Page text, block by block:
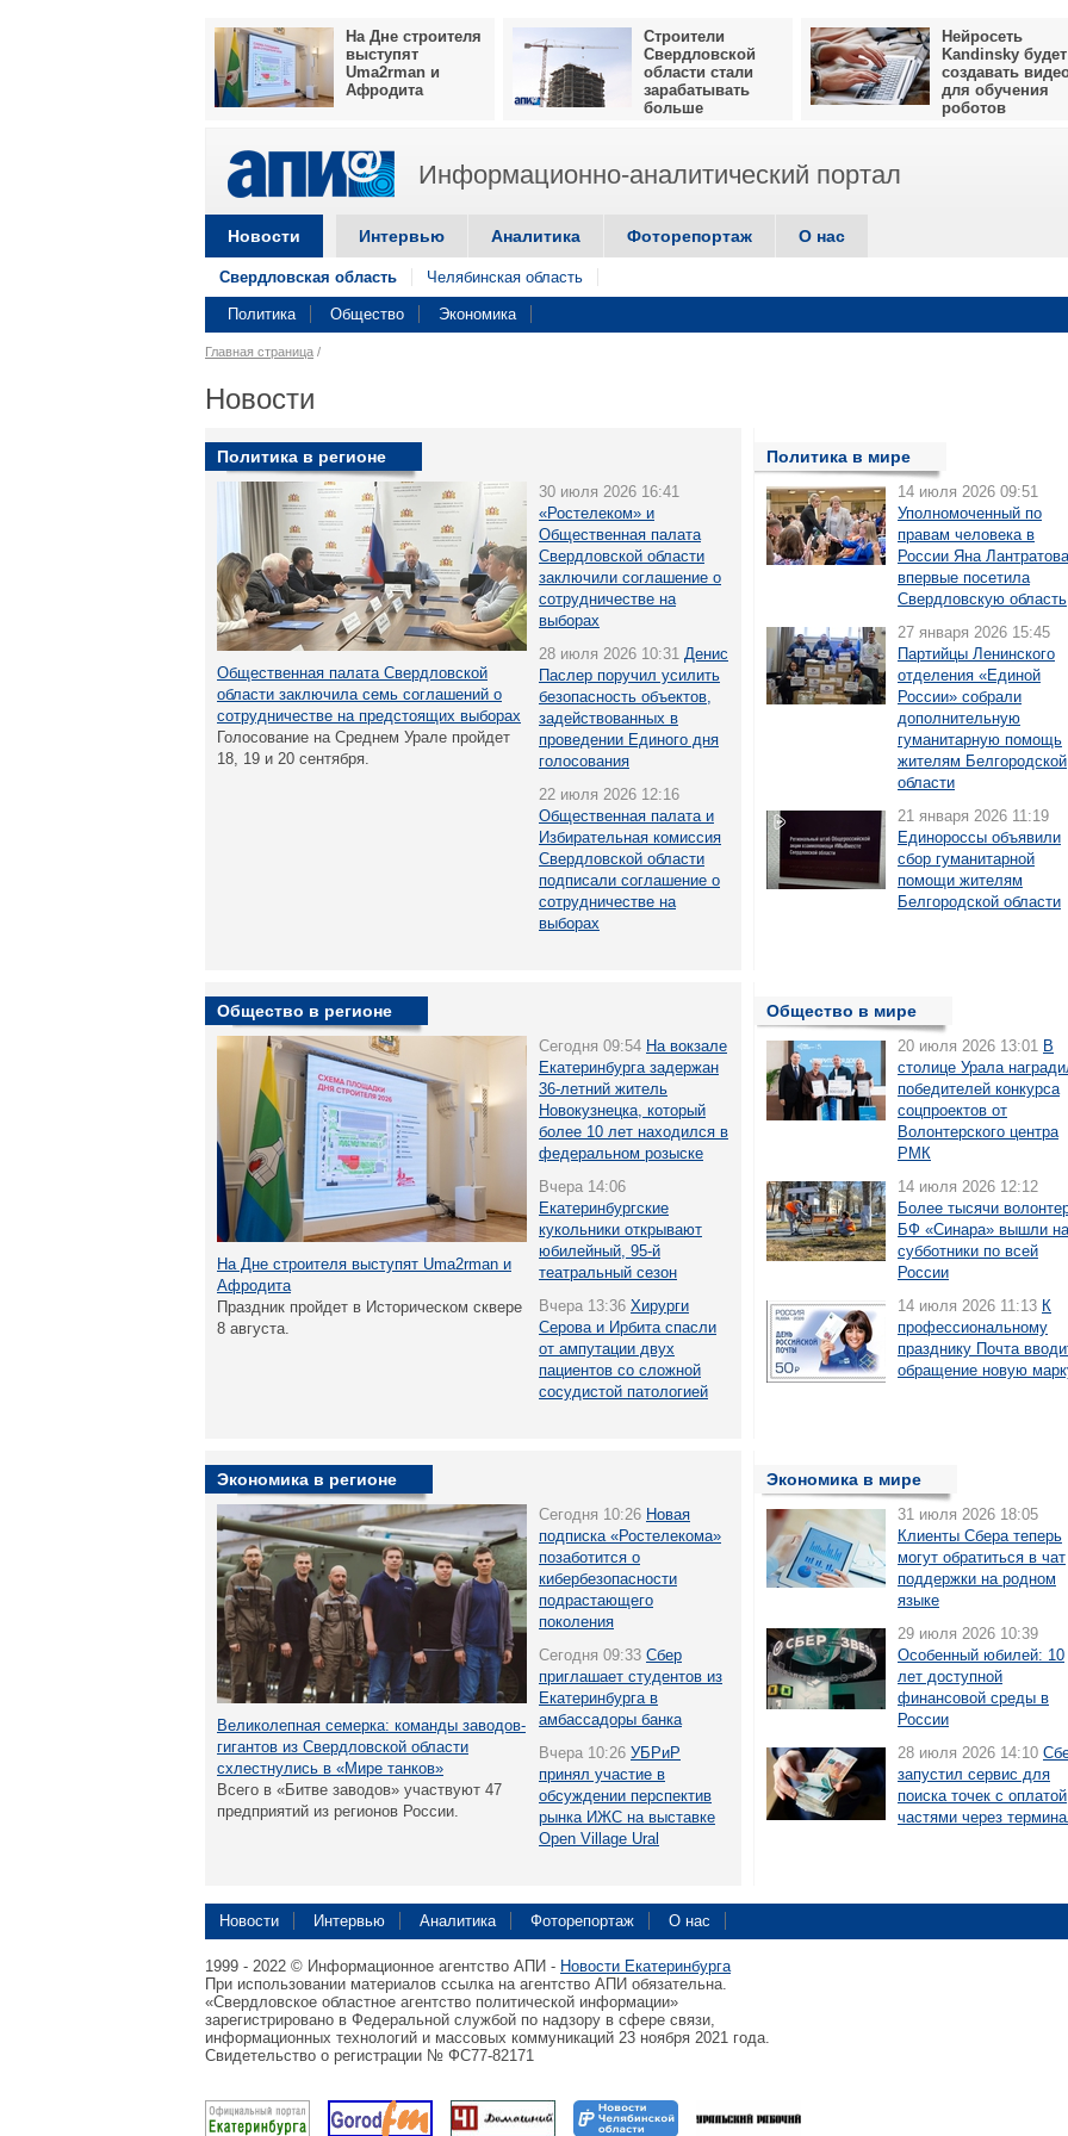
На Дне строителя
выступят
Uma2rman и
Афродита
Строители
Свердловской
области стали
зарабатывать
больше
Нейросеть
Kandinsky будет
создавать
для обучения
роботов
Информационно-аналитический портал
Новости Интервью Аналитика Фоторепортаж О нас
Свердловская область Челябинская область
Политика Общество Экономика
Главная страница /
Новости
Политика в регионе
Общественная палата Свердловской
области заключила семь соглашений о
сотрудничестве на предстоящих выборах
Голосование на Среднем Урале пройдет
18, 19 и 20 сентября.
30 июля 2026 16:41
«Ростелеком» и
Общественная палата
Свердловской области
заключили соглашение о
сотрудничестве на
выборах
28 июля 2026 10:31 Денис
Паслер поручил усилить
безопасность объектов,
задействованных в
проведении Единого дня
голосования
22 июля 2026 12:16
Общественная палата и
Избирательная комиссия
Свердловской области
подписали соглашение о
сотрудничестве на
выборах
Политика в мире
14 июля 2026 09:51
Уполномоченный по
правам человека в
России Яна Лантратова
впервые посетила
Свердловскую область
27 января 2026 15:45
Партийцы Ленинского
отделения «Единой
России» собрали
дополнительную
гуманитарную помощь
жителям Белгородской
области
21 января 2026 11:19
Единороссы объявили
сбор гуманитарной
помощи жителям
Белгородской области
Общество в регионе
На Дне строителя выступят Uma2rman и
Афродита
Праздник пройдет в Историческом сквере
8 августа.
Сегодня 09:54 На вокзале
Екатеринбурга задержан
36-летний житель
Новокузнецка, который
более 10 лет находился в
федеральном розыске
Вчера 14:06
Екатеринбургские
кукольники открывают
юбилейный, 95-й
театральный сезон
Вчера 13:36 Хирурги
Серова и Ирбита спасли
от ампутации двух
пациентов со сложной
сосудистой патологией
Общество в мире
20 июля 2026 13:01 В
столице Урала
победителей конкурса
соцпроектов от
Волонтерского центра
РМК
14 июля 2026 12:12
Более тысячи
БФ «Синара» вышли на
субботники по всей
России
14 июля 2026 11:13 К
профессиональному
празднику Почта
обращение новую
Экономика в регионе
Великолепная семерка: команды заводов-
гигантов из Свердловской области
схлестнулись в «Мире танков»
Всего в «Битве заводов» участвуют 47
предприятий из регионов России.
Сегодня 10:26 Новая
подписка «Ростелекома»
позаботится о
кибербезопасности
подрастающего
поколения
Сегодня 09:33 Сбер
приглашает студентов из
Екатеринбурга в
амбассадоры банка
Вчера 10:26 УБРиР
принял участие в
обсуждении перспектив
рынка ИЖС на выставке
Open Village Ural
Экономика в мире
31 июля 2026 18:05
Клиенты Сбера теперь
могут обратиться в чат
поддержки на родном
языке
29 июля 2026 10:39
Особенный юбилей: 10
лет доступной
финансовой среды в
России
28 июля 2026 14:10
запустил сервис для
поиска точек с оплатой
частями через
Новости Интервью Аналитика Фоторепортаж О нас
1999 - 2022 © Информационное агентство АПИ - Новости Екатеринбурга
При использовании материалов ссылка на агентство АПИ обязательна.
«Свердловское областное агентство политической информации»
зарегистрировано в Федеральной службой по надзору в сфере связи,
информационных технологий и массовых коммуникаций 23 ноября 2021 года.
Свидетельство о регистрации № ФС77-82171